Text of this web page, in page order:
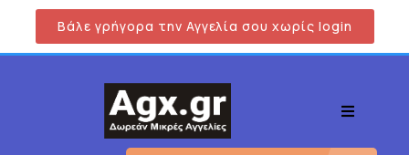
Βάλε γρήγορα την Αγγελία σου χωρίς login